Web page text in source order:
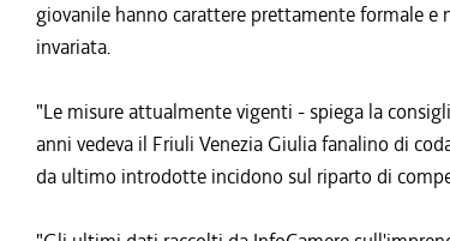
giovanile hanno carattere prettamente formale
invariata.
"Le misure attualmente vigenti - spiega la
anni vedeva il Friuli Venezia Giulia fanalino di
da ultimo introdotte incidono sul riparto di